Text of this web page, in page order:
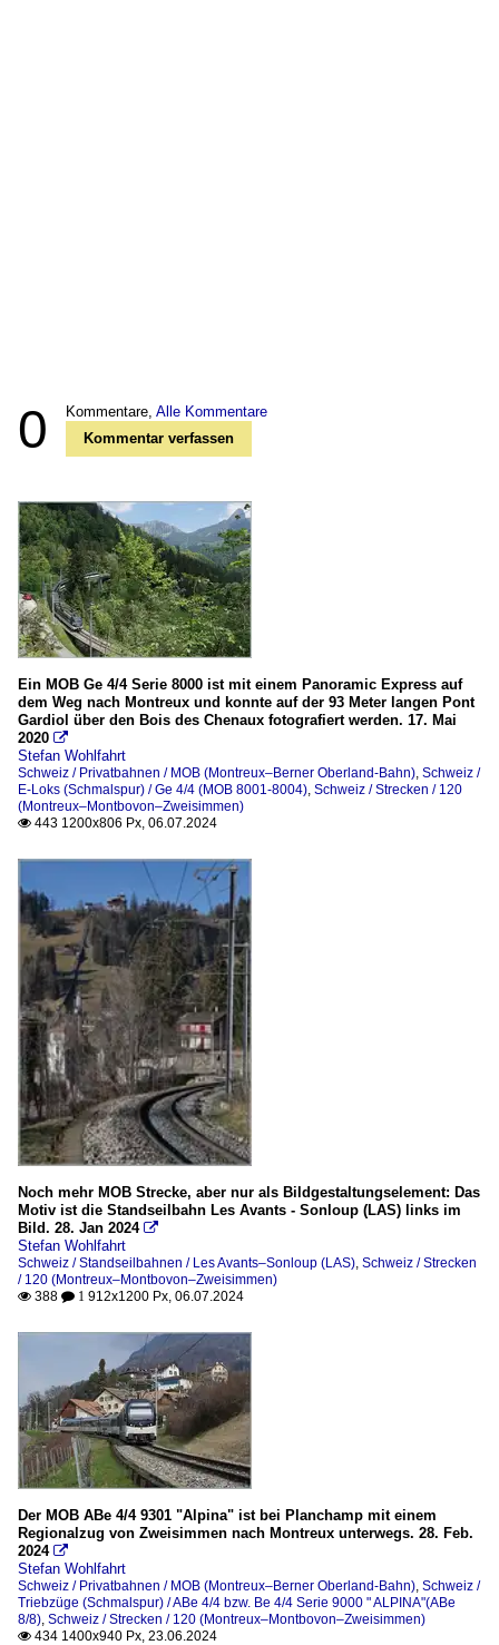
0 Kommentare, Alle Kommentare
Kommentar verfassen
Ein MOB Ge 4/4 Serie 8000 ist mit einem Panoramic Express auf
dem Weg nach Montreux und konnte auf der 93 Meter langen Pont
Gardiol über den Bois des Chenaux fotografiert werden. 17. Mai
2020 
Stefan Wohlfahrt
Schweiz / Privatbahnen / MOB (Montreux–Berner Oberland-Bahn), Schweiz /
E-Loks (Schmalspur) / Ge 4/4 (MOB 8001-8004), Schweiz / Strecken / 120
(Montreux–Montbovon–Zweisimmen)
 443 1200x806 Px, 06.07.2024
Noch mehr MOB Strecke, aber nur als Bildgestaltungselement: Das
Motiv ist die Standseilbahn Les Avants - Sonloup (LAS) links im
Bild. 28. Jan 2024 
Stefan Wohlfahrt
Schweiz / Standseilbahnen / Les Avants–Sonloup (LAS) Schweiz / Strecken
/ 120 (Montreux–Montbovon–Zweisimmen)
 388  1 912x1200 Px, 06.07.2024
Der MOB ABe 4/4 9301 "Alpina" ist bei Planchamp mit einem
Regionalzug von Zweisimmen nach Montreux unterwegs. 28. Feb.
2024 
Stefan Wohlfahrt
Schweiz / Privatbahnen / MOB (Montreux–Berner Oberland-Bahn) Schweiz /
Triebzüge (Schmalspur) / ABe 4/4 bzw. Be 4/4 Serie 9000 " ALPINA"(ABe
8/8) Schweiz / Strecken / 120 (Montreux–Montbovon–Zweisimmen)
 434 1400x940 Px, 23.06.2024